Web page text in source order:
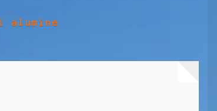
alumine